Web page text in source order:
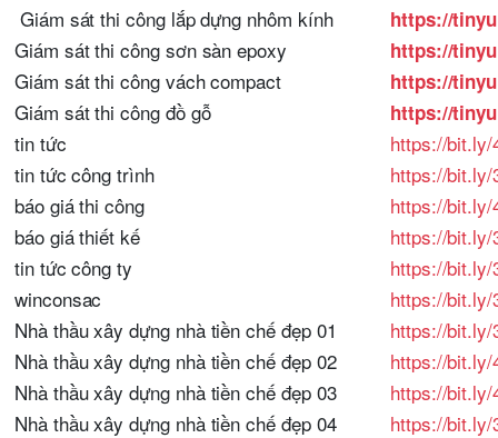
Giám sát thi công lắp dựng nhôm kính https://
Giám sát thi công sơn sàn epoxy https://
Giám sát thi công vách compact https://
Giám sát thi công đồ gỗ https://
tin tức
https://bit.ly/
tin tức công trình
https://bit.ly/
báo giá thi công
https://bit.ly/
báo giá thiết kế
https://bit.ly/
tin tức công ty
https://bit.ly/
winconsac
https://bit.ly/
Nhà thầu xây dựng nhà tiền chế đẹp 01
https://bit.ly/
Nhà thầu xây dựng nhà tiền chế đẹp 02
https://bit.ly/
Nhà thầu xây dựng nhà tiền chế đẹp 03
https://bit.ly/
Nhà thầu xây dựng nhà tiền chế đẹp 04
https://bit.ly/